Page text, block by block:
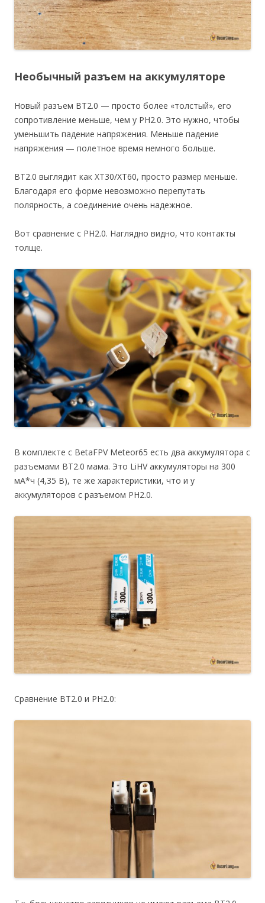
Необычный разъем на аккумуляторе
Новый разъем BT2.0 — просто более «толстый», его
сопротивление меньше, чем у PH2.0. Это нужно, чтобы
уменьшить падение напряжения. Меньше падение
напряжения — полетное время немного больше.
BT2.0 выглядит как XT30/XT60, просто размер меньше.
Благодаря его форме невозможно перепутать
полярность, а соединение очень надежное.
Вот сравнение с PH2.0. Наглядно видно, что контакты
толще.
В комплекте с BetaFPV Meteor65 есть два аккумулятора с
разъемами BT2.0 мама. Это LiHV аккумуляторы на 300
мА*ч (4,35 В), те же характеристики, что и у
аккумуляторов с разъемом PH2.0.
Сравнение BT2.0 и PH2.0: